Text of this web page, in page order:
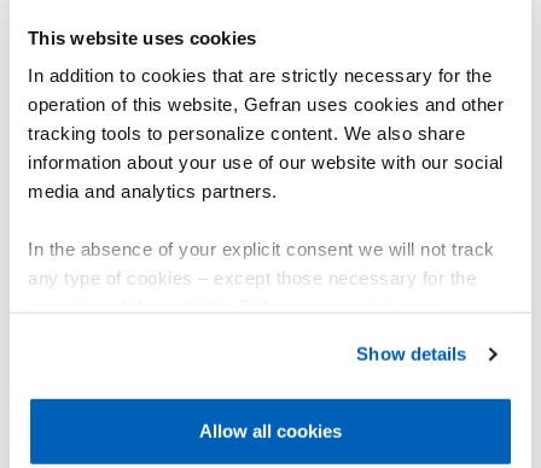
This website uses cookies
In addition to cookies that are strictly necessary for the
operation of this website, Gefran uses cookies and other
tracking tools to personalize content. We also share
information about your use of our website with our social
media and analytics partners.
In the absence of your explicit consent we will not track
any type of cookies – except those necessary for the
Gefran - Cookie
policy.
Show details
Allow all cookies
DESCUBRA MAIS
GRA
with shaft